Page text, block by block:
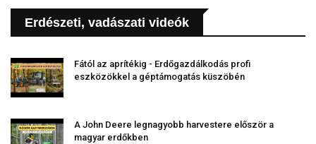
Erdészeti, vadászati videók
Fától az aprítékig - Erdőgazdálkodás profi
eszközökkel a géptámogatás küszöbén
A John Deere legnagyobb harvestere először a
magyar erdőkben